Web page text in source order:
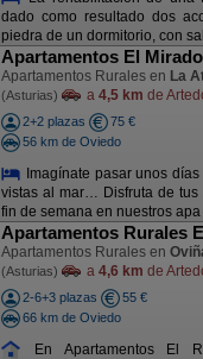
dado como resultado dos
piedra de un dormitorio, con
Apartamentos El
Apartamentos Rurales en La
(Asturias) a 4,5 km de
2+2 plazas
75 €
56 km de Oviedo
Imagínate pasar unos
vistas al mar… Disfruta de tus
fin de semana en nuestros apa
Apartamentos Rurales
Apartamentos Rurales en
(Asturias) a 4,6 km de
2-6+3 plazas
55 €
66 km de Oviedo
En Apartamentos El